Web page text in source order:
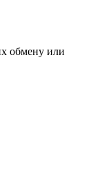
обмену или